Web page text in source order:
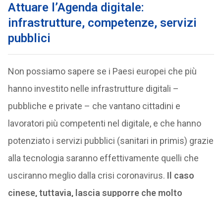
Attuare l’Agenda digitale:
infrastrutture, competenze, servizi
pubblici
Non possiamo sapere se i Paesi europei che più
hanno investito nelle infrastrutture digitali –
pubbliche e private – che vantano cittadini e
lavoratori più competenti nel digitale, e che hanno
potenziato i servizi pubblici (sanitari in primis) grazie
alla tecnologia saranno effettivamente quelli che
usciranno meglio dalla crisi coronavirus. Il caso
cinese, tuttavia, lascia supporre che molto